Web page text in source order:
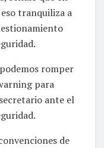
tranquiliza a
romper
para
ante el
de